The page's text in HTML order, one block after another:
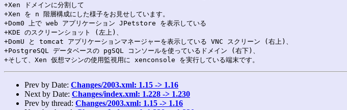
+Xen ドメインに分割して
+Xen を n 階層構成にした様子をお見せしています。
+Dom0 上で web アプリケーション JPetstore を表示している
+KDE のスクリーンショット (左上)、
+DomU と tomcat アプリケーションマネージャーを表示している VNC スクリーン (右上)、
+PostgreSQL データベースの pgSQL コンソールを使っているドメイン (右下)、
Prev by Date: Changes/2003.xml: 1.15 -> 1.16
Next by Date: Changes/index.xml: 1.228 -> 1.230
Prev by thread: Changes/2003.xml: 1.15 -> 1.16